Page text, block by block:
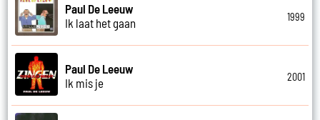
Paul De Leeuw
Ik laat het gaan
1999
Paul De Leeuw
Ik mis je
2001